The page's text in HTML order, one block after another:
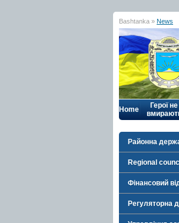
Bashtanka » News
Home
Герої не
Районна
Regional
Фінансовий
Регуляторна